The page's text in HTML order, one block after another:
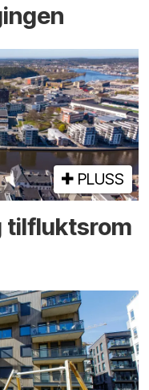
PLUSS
tilflukts­rom